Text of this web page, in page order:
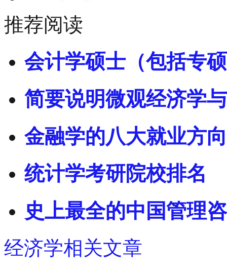
推荐阅读
会计学硕士（包括专
简要说明微观经济学
金融学的八大就业方
统计学考研院校排名
史上最全的中国管理
经济学相关文章